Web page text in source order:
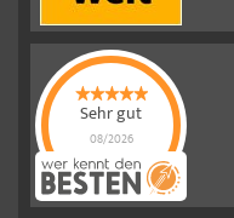
Sehr gut
08/2026
Emslander
Immobilien GMBH